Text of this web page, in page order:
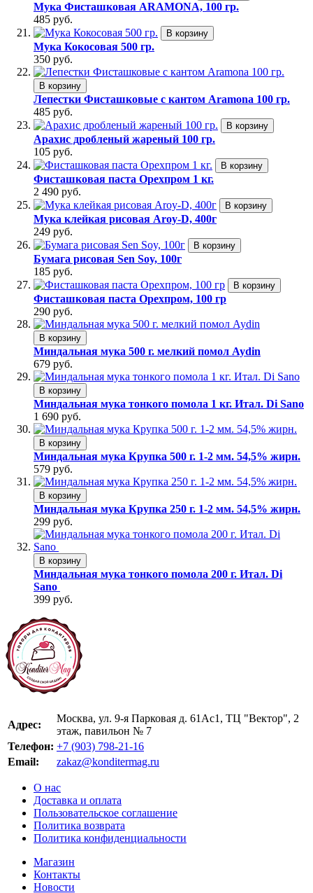
Мука Фисташковая ARAMONA, 100 гр.
485 руб.
В корзину
Мука Кокосовая 500 гр.
350 руб.
В корзину
Лепестки Фисташковые с кантом Aramona 100 гр.
485 руб.
В корзину
Арахис дробленый жареный 100 гр.
105 руб.
В корзину
Фисташковая паста Орехпром 1 кг.
2 490 руб.
В корзину
Мука клейкая рисовая Aroy-D, 400г
249 руб.
В корзину
Бумага рисовая Sen Soy, 100г
185 руб.
В корзину
Фисташковая паста Орехпром, 100 гр
290 руб.
В корзину
Миндальная мука 500 г. мелкий помол Aydin
679 руб.
В корзину
Миндальная мука тонкого помола 1 кг. Итал. Di Sano
1 690 руб.
В корзину
Миндальная мука Крупка 500 г. 1-2 мм. 54,5% жирн.
579 руб.
В корзину
Миндальная мука Крупка 250 г. 1-2 мм. 54,5% жирн.
299 руб.
В корзину
Миндальная мука тонкого помола 200 г. Итал. Di
Sano
399 руб.
Адрес:
Москва, ул. 9-я Парковая д. 61Ас1, ТЦ "Вектор", 2
этаж, павильон № 7
Телефон: +7 (903) 798-21-16
Email:
zakaz@konditermag.ru
О нас
Доставка и оплата
Пользовательское соглашение
Политика возврата
Политика конфиденциальности
Магазин
Контакты
Новости